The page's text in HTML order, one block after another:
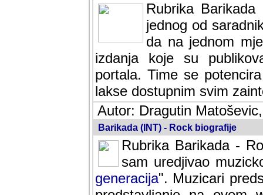
Rubrika
jednog od
da na jednom
izdanja koje su
portala. Time se
lakse dostupnim svim
Autor: Dragutin
Barikada (INT) - Rock biografije
Rubrika Barikada -
sam uredjivao
generacija". Muzicari